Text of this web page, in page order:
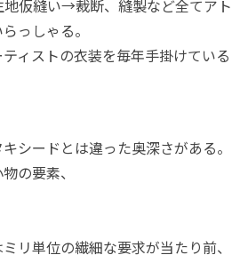
仮縫い→裁断、縫製など全てアト
っしゃる。
ィストの衣装を毎年手掛けている
シードとは違った奥深さがある。
の要素、
リ単位の繊細な要求が当たり前、